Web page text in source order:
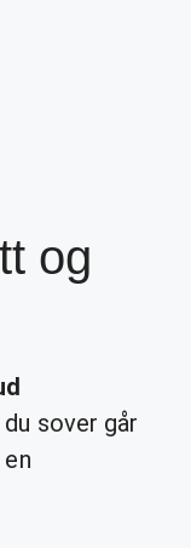
og
sover går
en